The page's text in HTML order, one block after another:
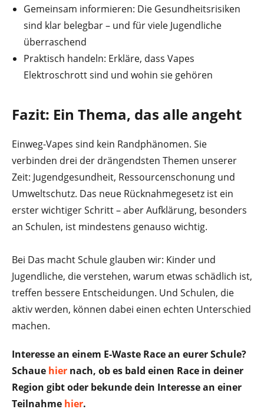
Gemeinsam informieren: Die Gesundheitsrisiken
sind klar belegbar – und für viele Jugendliche
überraschend
Praktisch handeln: Erkläre, dass Vapes
Elektroschrott sind und wohin sie gehören
Fazit: Ein Thema, das alle angeht
Einweg-Vapes sind kein Randphänomen. Sie
verbinden drei der drängendsten Themen unserer
Zeit: Jugendgesundheit, Ressourcenschonung und
Umweltschutz. Das neue Rücknahmegesetz ist ein
erster wichtiger Schritt – aber Aufklärung, besonders
an Schulen, ist mindestens genauso wichtig.
Bei Das macht Schule glauben wir: Kinder und
Jugendliche, die verstehen, warum etwas schädlich ist,
treffen bessere Entscheidungen. Und Schulen, die
aktiv werden, können dabei einen echten Unterschied
machen.
Interesse an einem E-Waste Race an eurer Schule?
Schaue hier nach, ob es bald einen Race in deiner
Region gibt oder bekunde dein Interesse an einer
Teilnahme hier.